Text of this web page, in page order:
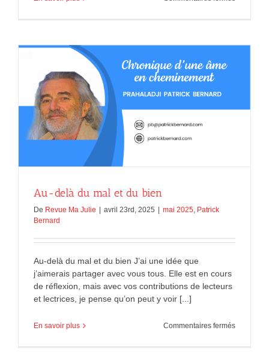
Au-delà du mal et du bien
De Revue Ma Julie | avril 23rd, 2025 | mai 2025 Patrick
Bernard
Au-delà du mal et du bien J’ai une idée que
j’aimerais partager avec vous tous. Elle est en cours
de réflexion, mais avec vos contributions de lecteurs
et lectrices, je pense qu’on peut y voir [...]
En savoir plus Commentaires ferméssur